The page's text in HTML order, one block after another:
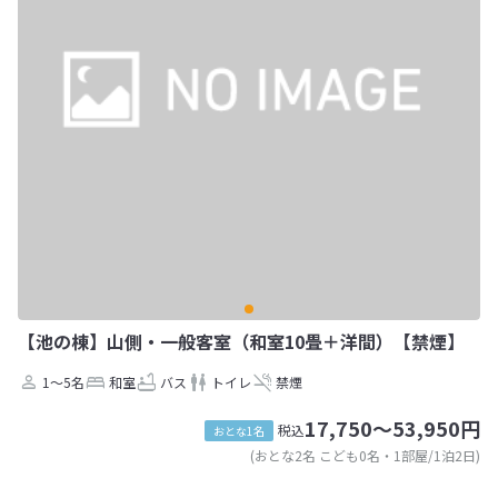
【池の棟】山側・一般客室（和室10畳＋洋間）【禁煙】
1～5名 和室 バス トイレ 禁煙
おとな1名 税込17,750～53,950円
(おとな2名 こども0名・1部屋/1泊2日)